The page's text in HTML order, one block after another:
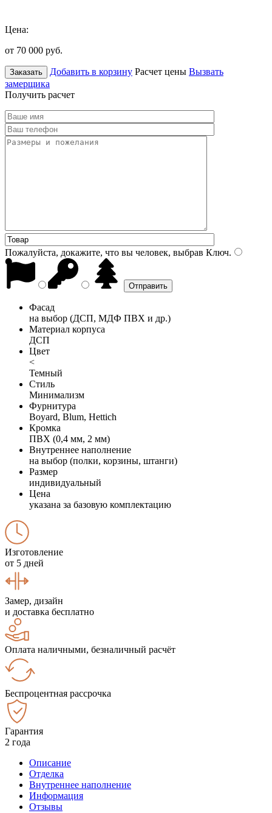
Цена:
от 70 000 руб.
Заказать Добавить в корзину Расчет цены Вызвать
замерщика
Получить расчет
Пожалуйста, докажите, что вы человек, выбрав Ключ.
Фасад
на выбор (ДСП, МДФ ПВХ и др.)
Материал корпуса
ДСП
Цвет
<
Темный
Стиль
Минимализм
Фурнитура
Boyard, Blum, Hettich
Кромка
ПВХ (0,4 мм, 2 мм)
Внутреннее наполнение
на выбор (полки, корзины, штанги)
Размер
индивидуальный
Цена
указана за базовую комплектацию
Изготовление
от 5 дней
Замер, дизайн
и доставка бесплатно
Оплата наличными, безналичный расчёт
Беспроцентная рассрочка
Гарантия
2 года
Описание
Отделка
Внутреннее наполнение
Информация
Отзывы